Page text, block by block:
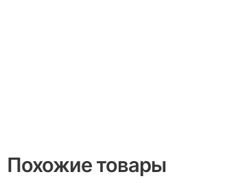
Похожие товары